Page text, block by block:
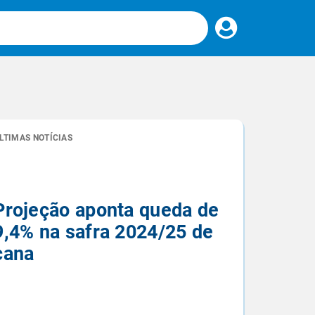
Faça
seu
NOTÍCIAS
aponta queda de
na safra 2024/25 de
brasileiro